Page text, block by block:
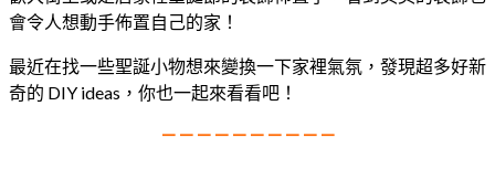
會令人想動手佈置自己的家！
最近在找一些聖誕小物想來變換一下家裡氣氛，發現超多好新
奇的 DIY ideas，你也一起來看看吧！
— — — — — — — — — —